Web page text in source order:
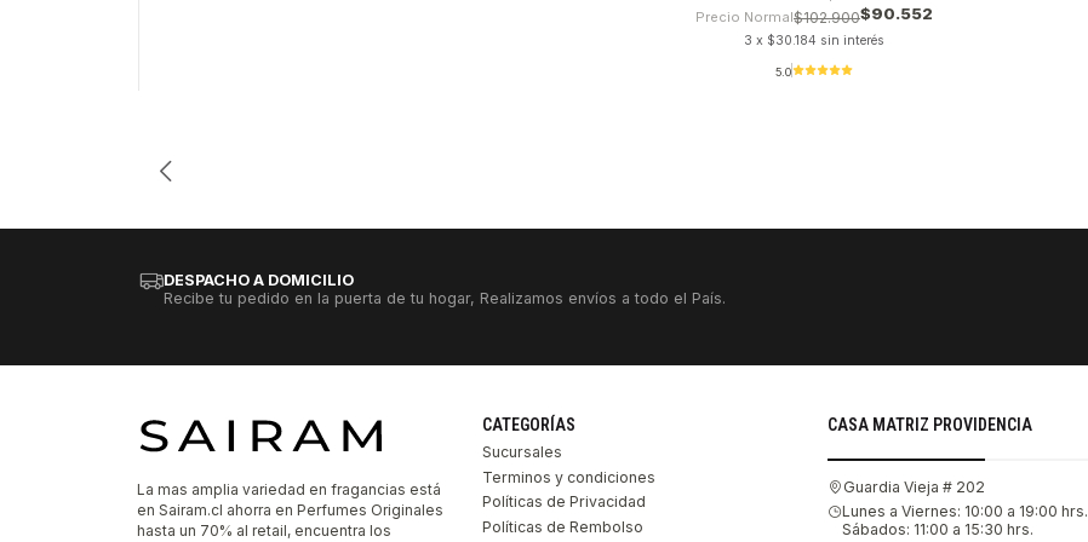
Precio Normal$102.900$90.552
3 x $30.184 sin interés
5.0
DESPACHO A DOMICILIO
Recibe tu pedido en la puerta de tu hogar, Realizamos envíos a todo el País.
La mas amplia variedad en fragancias está
en Sairam.cl ahorra en Perfumes Originales
hasta un 70% al retail, encuentra los
CATEGORÍAS
Sucursales
Terminos y condiciones
Políticas de Privacidad
Políticas de Rembolso
CASA MATRIZ PROVIDENCIA
Guardia Vieja # 202
Lunes a Viernes: 10:00 a 19:00 hrs.
Sábados: 11:00 a 15:30 hrs.